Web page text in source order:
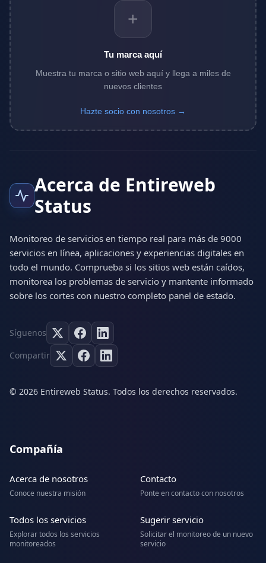
+
Tu marca aquí
Muestra tu marca o sitio web aquí y llega a miles de
nuevos clientes
Hazte socio con nosotros →
Acerca de Entireweb
Status
Monitoreo de servicios en tiempo real para más de 9000
servicios en línea, aplicaciones y experiencias digitales en
todo el mundo. Comprueba si los sitios web están caídos,
monitorea los problemas de servicio y mantente informado
sobre los cortes con nuestro completo panel de estado.
Síguenos
Compartir
© 2026 Entireweb Status. Todos los derechos reservados.
Compañía
Acerca de nosotros
Conoce nuestra misión
Contacto
Ponte en contacto con nosotros
Todos los servicios
Explorar todos los servicios
monitoreados
Sugerir servicio
Solicitar el monitoreo de un nuevo
servicio